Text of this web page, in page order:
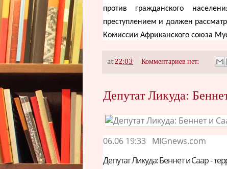
против гражданского
преступлением и должен
Комиссии Африканского союза
at22:03 Комментариев нет:
Депутат Ликуда:
06.06 19:33 MIGnews.com
Депутат Ликуда: Беннет и Саар -